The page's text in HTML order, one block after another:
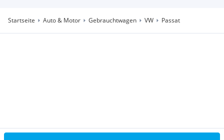
Startseite Auto & Motor Gebrauchtwagen VW Passat